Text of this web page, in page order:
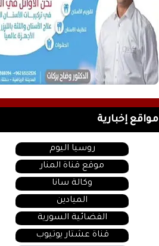
مواقع إخبارية
روسيا اليوم
موقع قناة المنار
وكالة سانا
الميادين
الفضائية السورية
قناة عشتار يوتيوب